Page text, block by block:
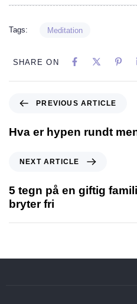
Tags: Meditation
SHARE ON
PREVIOUS ARTICLE
Hva er hypen rundt
NEXT ARTICLE
5 tegn på en giftig
bryter fri